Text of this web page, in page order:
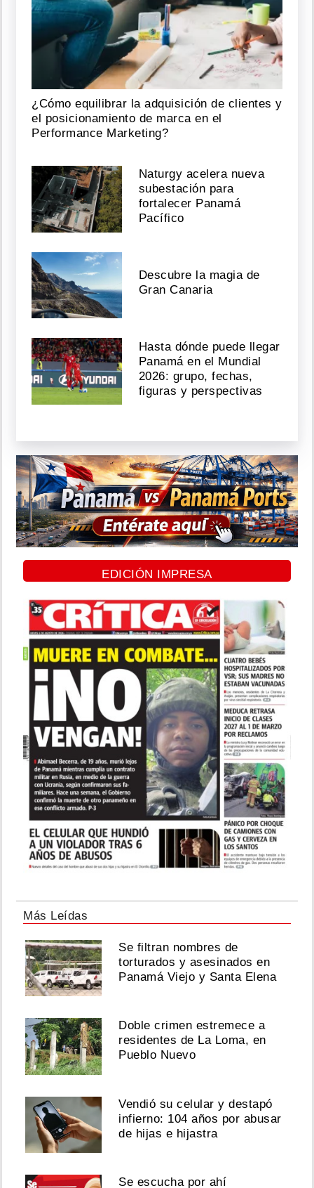
¿Cómo equilibrar la adquisición de clientes y
el posicionamiento de marca en el
Performance Marketing?
Naturgy acelera nueva
subestación para
fortalecer Panamá
Pacífico
Descubre la magia de
Gran Canaria
Hasta dónde puede llegar
Panamá en el Mundial
2026: grupo, fechas,
figuras y perspectivas
EDICIÓN IMPRESA
Más Leídas
Se filtran nombres de
torturados y asesinados en
Panamá Viejo y Santa Elena
Doble crimen estremece a
residentes de La Loma, en
Pueblo Nuevo
Vendió su celular y destapó
infierno: 104 años por abusar
de hijas e hijastra
Se escucha por ahí